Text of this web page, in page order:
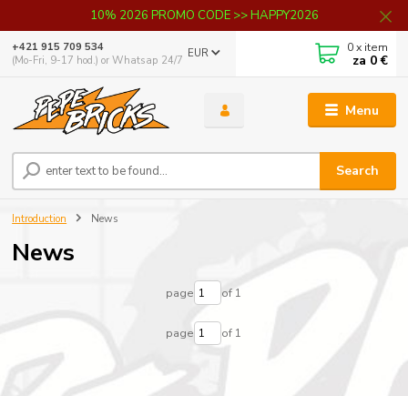
10% 2026 PROMO CODE >> HAPPY2026
Menu
EUR
Search
+421 915 709 534
(Mo-Fri, 9-17 hod.) or Whatsap 24/7
0x item
za 0 €
Introduction News
News
page of 1
page of 1